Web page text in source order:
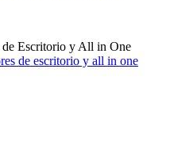
de Escritorio y All in One
de escritorio y all in one